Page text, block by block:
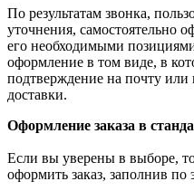
По результатам звонка,
уточнения, самостоятельно
его необходимыми
оформление в том виде, в
подтверждение на почту
доставки.
Оформление заказа в
Если вы уверены в выборе,
оформить заказ, заполнив